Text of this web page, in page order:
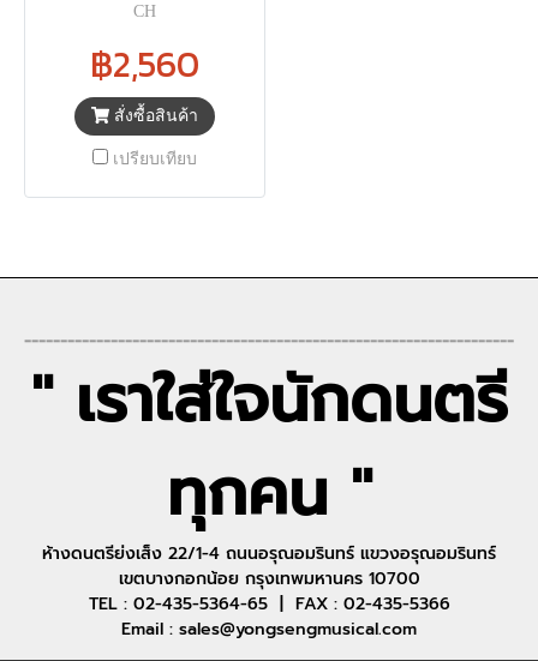
CH
฿2,560
สั่งซื้อสินค้า
เปรียบเทียบ
--------------------------------------------------------------------
" เราใส่ใจนักดนตรี
ทุกคน "
ห้างดนตรีย่งเส็ง 22/1-4 ถนนอรุณอมรินทร์ แขวงอรุณอมรินทร์
เขตบางกอกน้อย กรุงเทพมหานคร 10700
TEL : 02-435-5364-65 | FAX : 02-435-5366
Email : sales@yongsengmusical.com